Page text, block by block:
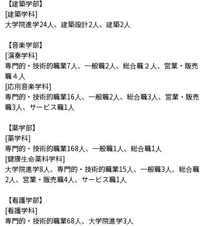
【建築学部】
[建築学科]
大学院進学24人、建築設計2人、建築2人
【音楽学部】
[演奏学科]
専門的・技術的職業7人、一般職2人、総合職２人、営業・販売
職４人
[応用音楽学科]
専門的・技術的職業16人、一般職2人、総合職3人、営業・販売
職3人、サービス職1人
【薬学部】
[薬学科]
専門的・技術的職業168人、一般職1人、総合職1人
[健康生命薬科学科]
大学院進学8人、専門的・技術的職業15人、一般職3人、総合職
2人、営業・販売職4人、サービス職1人
【看護学部】
[看護学科]
専門的・技術的職業68人、大学院進学3人